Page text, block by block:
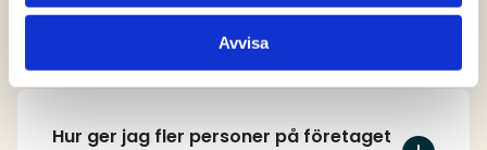
Avvisa
Hur skapar jag ett användarkonto?
Hur ger jag fler personer på företaget